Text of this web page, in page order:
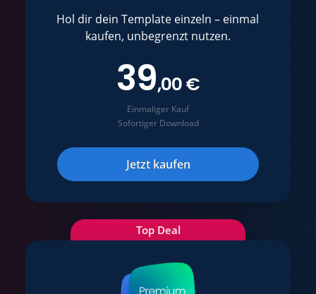
Hol dir dein Template einzeln – einmal
kaufen, unbegrenzt nutzen.
39,00 €
Einmaliger Kauf
Sofortiger Download
Jetzt kaufen
Top Deal